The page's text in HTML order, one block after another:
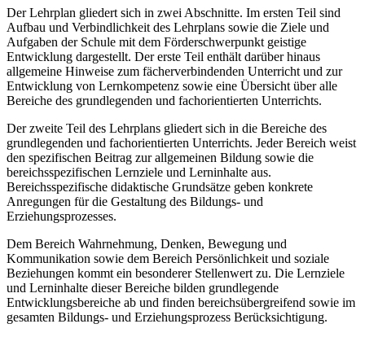
Der Lehrplan gliedert sich in zwei Abschnitte. Im ersten Teil sind
Aufbau und Verbindlichkeit des Lehrplans sowie die Ziele und
Aufgaben der Schule mit dem Förderschwerpunkt geistige
Entwicklung dargestellt. Der erste Teil enthält darüber hinaus
allgemeine Hinweise zum fächerverbindenden Unterricht und zur
Entwicklung von Lernkompetenz sowie eine Übersicht über alle
Bereiche des grundlegenden und fachorientierten Unterrichts.
Der zweite Teil des Lehrplans gliedert sich in die Bereiche des
grundlegenden und fachorientierten Unterrichts. Jeder Bereich weist
den spezifischen Beitrag zur allgemeinen Bildung sowie die
bereichsspezifischen Lernziele und Lerninhalte aus.
Bereichsspezifische didaktische Grundsätze geben konkrete
Anregungen für die Gestaltung des Bildungs- und
Erziehungsprozesses.
Dem Bereich Wahrnehmung, Denken, Bewegung und
Kommunikation sowie dem Bereich Persönlichkeit und soziale
Beziehungen kommt ein besonderer Stellenwert zu. Die Lernziele
und Lerninhalte dieser Bereiche bilden grundlegende
Entwicklungsbereiche ab und finden bereichsübergreifend sowie im
gesamten Bildungs- und Erziehungsprozess Berücksichtigung.